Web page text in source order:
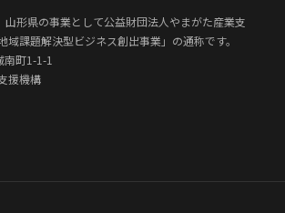
形県の事業として公益財団法人やまがた産業支
課題解決型ビジネス創出事業」の通称です。
町1-1-1
援機構